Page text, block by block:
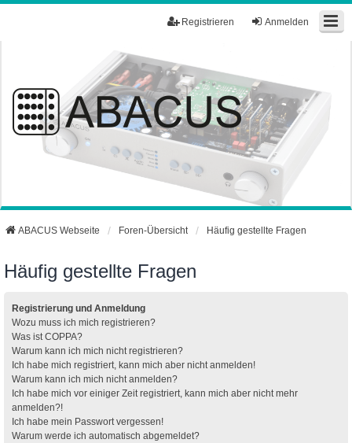
Anmelden
Registrieren
ABACUS Webseite Foren-Übersicht Häufig gestellte Fragen
Häufig gestellte Fragen
Registrierung und Anmeldung
Wozu muss ich mich registrieren?
Was ist COPPA?
Warum kann ich mich nicht registrieren?
Ich habe mich registriert, kann mich aber nicht anmelden!
Warum kann ich mich nicht anmelden?
Ich habe mich vor einiger Zeit registriert, kann mich aber nicht mehr
anmelden?!
Ich habe mein Passwort vergessen!
Warum werde ich automatisch abgemeldet?